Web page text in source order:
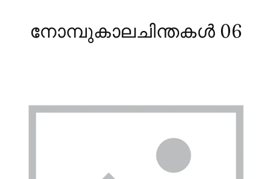
നോമ്പുകാലചിന്തകൾ 06